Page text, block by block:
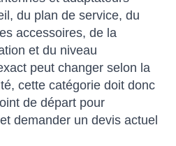
du plan de service, du
accessoires, de la
et du niveau
peut changer selon la
cette catégorie doit donc
de départ pour
demander un devis actuel